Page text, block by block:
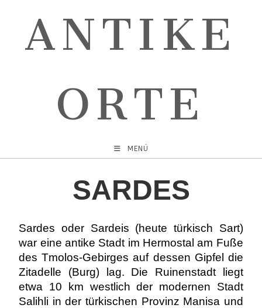
ANTIKE
ORTE
MENÜ
SARDES
Sardes oder Sardeis (heute türkisch Sart)
war eine antike Stadt im Hermostal am Fuße
des Tmolos-Gebirges auf dessen Gipfel die
Zitadelle (Burg) lag. Die Ruinenstadt liegt
etwa 10 km westlich der modernen Stadt
Salihli in der türkischen Provinz Manisa und